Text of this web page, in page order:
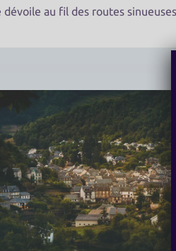
dévoile au fil des routes